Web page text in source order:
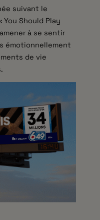
suivant le
Should Play
à se sentir
émotionnellement
de vie